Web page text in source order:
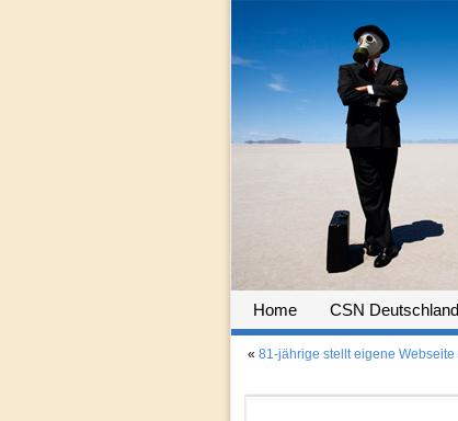
Home CSN Deutschland
« 81-jährige stellt eigene Webseite